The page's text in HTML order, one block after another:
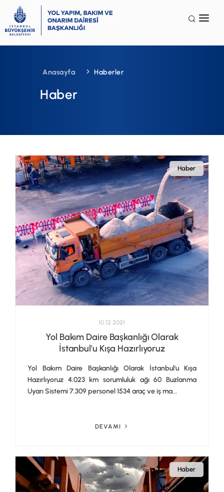
SSS
İletişim
Anasayfa Haberler
Haber
Haber
10.12.2021
Yol Bakım Daire Başkanlığı Olarak
İstanbul'u Kışa Hazırlıyoruz
Yol Bakım Daire Başkanlığı Olarak İstanbul'u Kışa
Hazırlıyoruz 4.023 km sorumluluk ağı 60 Buzlanma
Uyarı Sistemi 7.309 personel 1534 araç ve iş ma...
DEVAMI
Haber